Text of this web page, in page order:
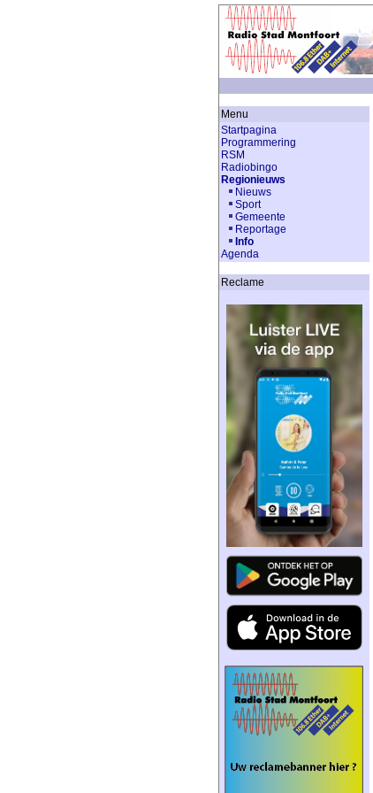
Menu
Startpagina
Programmering
RSM
Radiobingo
Regionieuws
Nieuws
Sport
Gemeente
Reportage
Info
Agenda
Reclame